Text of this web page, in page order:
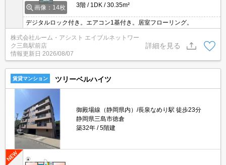
画像：14枚 3階 1DK 30.35m²
デジタルロック付き。エアコン1基付き。居室フローリング。
株式会社ルーム・アシスト エイブルネットワー
ク三島駅前店
情報更新日 2026/08/07
詳細を見る
賃貸マンション ツリーベルハイツ
御殿場線（静岡県内）/長泉なめり駅 徒歩23分
静岡県三島市徳倉
築32年
5階建